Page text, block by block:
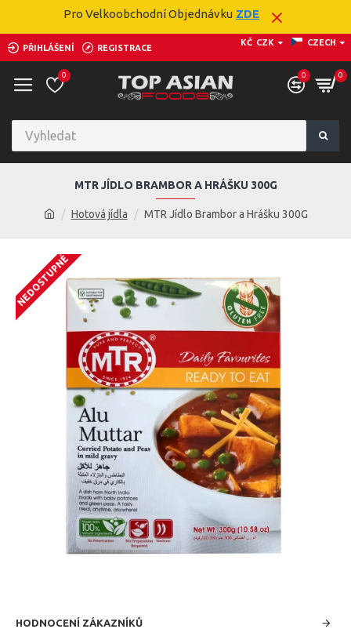
Pro Velkoobchodní Objednávku ZDE
PŘIHLÁŠENÍ REGISTRACE
KČ CZK CZECH
0 0 0
Hotová jídla MTR Jídlo Brambor a Hrášku 300G
MTR JÍDLO BRAMBOR A HRÁŠKU 300G
NEDOSTUPNÉ
HODNOCENÍ ZÁKAZNÍKŮ